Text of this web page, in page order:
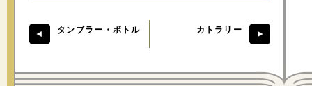
タンブラー・ボトル カトラリー